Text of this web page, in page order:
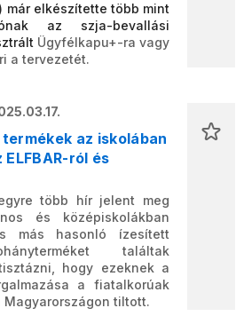
már elkészítette több mint
az szja-bevallási
Ügyfélkapu+-ra vagy
a tervezetét.
az iskolában
ról és
több hír jelent meg
és középiskolákban
más hasonló ízesített
találtak
hogy ezeknek a
a fiatalkorúak
Magyarországon tiltott.